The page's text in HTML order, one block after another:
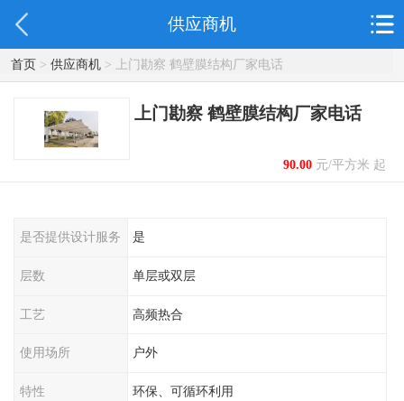
供应商机
首页> 供应商机> 上门勘察 鹤壁膜结构厂家电话
上门勘察 鹤壁膜结构厂家电话
90.00元/平方米 起
是否提供设计服务 是
层数 单层或双层
工艺 高频热合
使用场所 户外
特性 环保、可循环利用